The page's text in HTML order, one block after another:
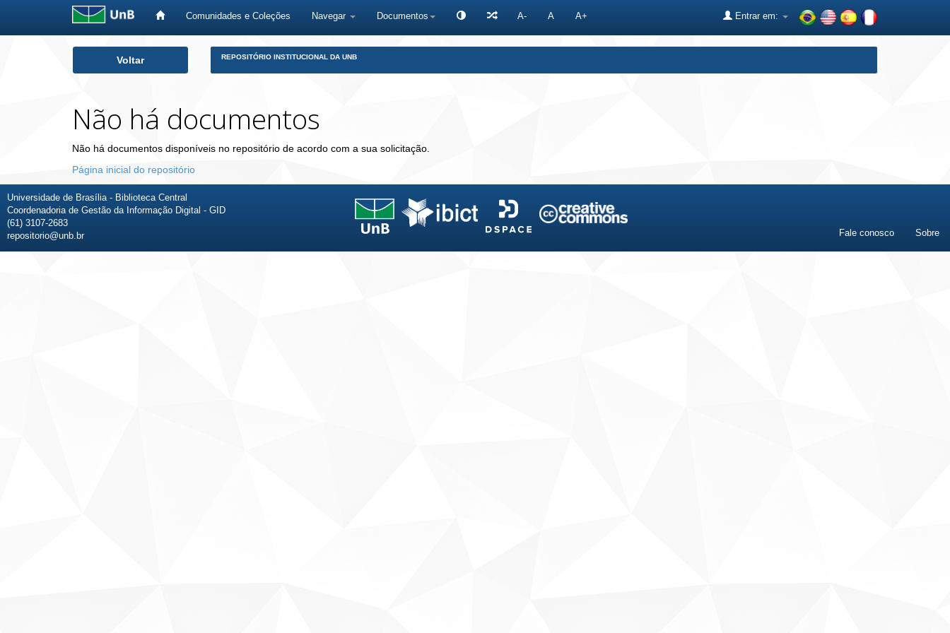
Comunidades e Coleções Navegar Documentos A- A A+ Entrar em:
Voltar REPOSITÓRIO INSTITUCIONAL DA UNB
Não há documentos
Não há documentos disponíveis no repositório de acordo com a sua solicitação.
Página inicial do repositório
Universidade de Brasília - Biblioteca Central
Coordenadoria de Gestão da Informação Digital - GID
(61) 3107-2683
repositorio@unb.br
Fale conosco Sobre